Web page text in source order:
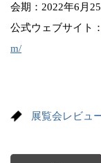
会期：2022年6月
公式ウェブサイト：
m/
展覧会レビュ